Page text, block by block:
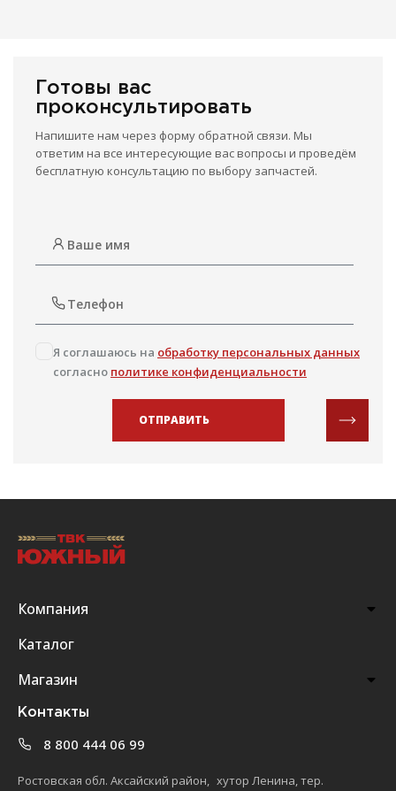
Готовы вас
проконсультировать
Напишите нам через форму обратной связи. Мы
ответим на все интересующие вас вопросы и проведём
бесплатную консультацию по выбору запчастей.
Я соглашаюсь на обработку персональных данных
согласно политике конфиденциальности
ОТПРАВИТЬ
Компания
Каталог
Магазин
Контакты
8 800 444 06 99
Ростовская обл. Аксайский район, хутор Ленина, тер.